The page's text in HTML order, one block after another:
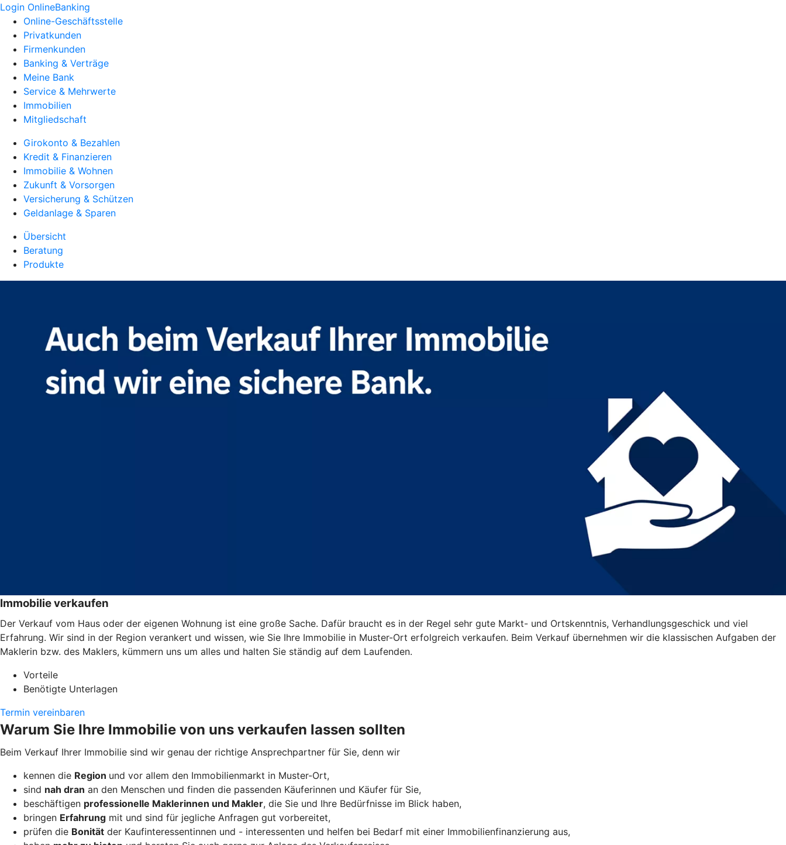
Login OnlineBanking
Online-Geschäftsstelle
Privatkunden
Firmenkunden
Banking & Verträge
Meine Bank
Service & Mehrwerte
Immobilien
Mitgliedschaft
Girokonto & Bezahlen
Kredit & Finanzieren
Immobilie & Wohnen
Zukunft & Vorsorgen
Versicherung & Schützen
Geldanlage & Sparen
Übersicht
Beratung
Produkte
Immobilie verkaufen
Der Verkauf vom Haus oder der eigenen Wohnung ist eine große Sache. Dafür braucht es in der Regel sehr gute Markt- und Ortskenntnis, Verhandlungsgeschick und viel
Erfahrung. Wir sind in der Region verankert und wissen, wie Sie Ihre Immobilie in Muster-Ort erfolgreich verkaufen. Beim Verkauf übernehmen wir die klassischen Aufgaben der
Maklerin bzw. des Maklers, kümmern uns um alles und halten Sie ständig auf dem Laufenden.
Vorteile
Benötigte Unterlagen
Termin vereinbaren
Warum Sie Ihre Immobilie von uns verkaufen lassen sollten
Beim Verkauf Ihrer Immobilie sind wir genau der richtige Ansprechpartner für Sie, denn wir
kennen die Region und vor allem den Immobilienmarkt in Muster-Ort,
sind nah dran an den Menschen und finden die passenden Käuferinnen und Käufer für Sie,
beschäftigen professionelle Maklerinnen und Makler, die Sie und Ihre Bedürfnisse im Blick haben,
bringen Erfahrung mit und sind für jegliche Anfragen gut vorbereitet,
prüfen die Bonität der Kaufinteressentinnen und - interessenten und helfen bei Bedarf mit einer Immobilienfinanzierung aus,